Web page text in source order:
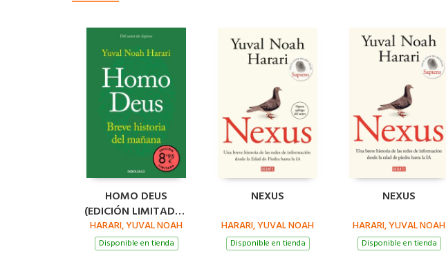
HOMO DEUS
(EDICIÓN LIMITADA ·
VERANO)
HARARI, YUVAL NOAH
Disponible en tienda
NEXUS
HARARI, YUVAL NOAH
Disponible en tienda
NEXUS
HARARI, YUVAL NOAH
Disponible en tienda